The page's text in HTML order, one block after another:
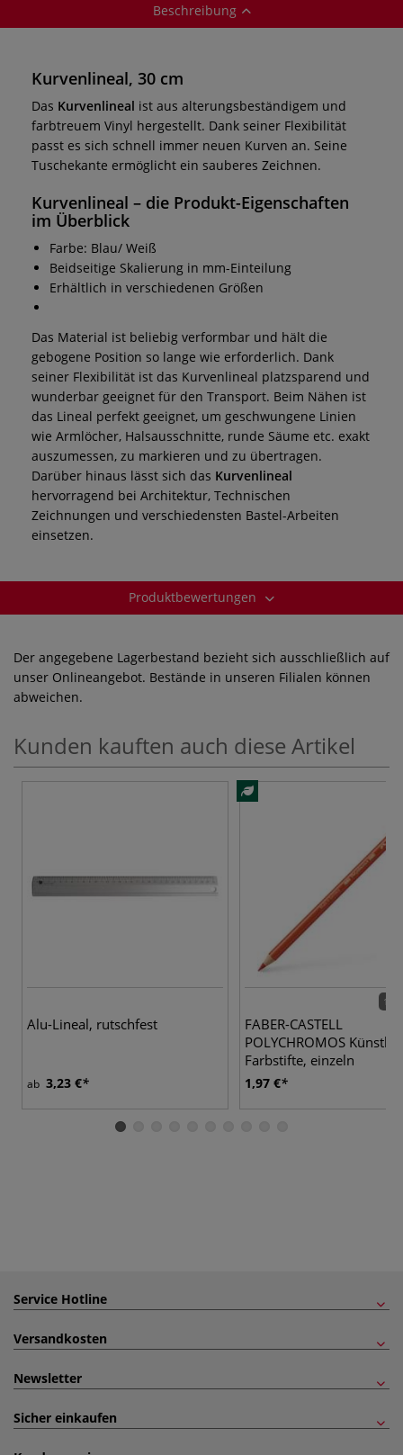
Beschreibung
Kurvenlineal, 30 cm
Das Kurvenlineal ist aus alterungsbeständigem und
farbtreuem Vinyl hergestellt. Dank seiner Flexibilität
passt es sich schnell immer neuen Kurven an. Seine
Tuschekante ermöglicht ein sauberes Zeichnen.
Kurvenlineal – die Produkt-Eigenschaften
im Überblick
Farbe: Blau/ Weiß
Beidseitige Skalierung in mm-Einteilung
Erhältlich in verschiedenen Größen
Das Material ist beliebig verformbar und hält die
gebogene Position so lange wie erforderlich. Dank
seiner Flexibilität ist das Kurvenlineal platzsparend und
wunderbar geeignet für den Transport. Beim Nähen ist
das Lineal perfekt geeignet, um geschwungene Linien
wie Armlöcher, Halsausschnitte, runde Säume etc. exakt
auszumessen, zu markieren und zu übertragen.
Darüber hinaus lässt sich das Kurvenlineal
hervorragend bei Architektur, Technischen
Zeichnungen und verschiedensten Bastel-Arbeiten
einsetzen.
Produktbewertungen
Der angegebene Lagerbestand bezieht sich ausschließlich auf
unser Onlineangebot. Bestände in unseren Filialen können
abweichen.
Kunden kauften auch diese Artikel
Alu-Lineal, rutschfest
ab 3,23 €
120
FABER-CASTELL
POLYCHROMOS
Farbstifte, einzeln
1,97 €
Service Hotline
Versandkosten
Newsletter
Sicher einkaufen